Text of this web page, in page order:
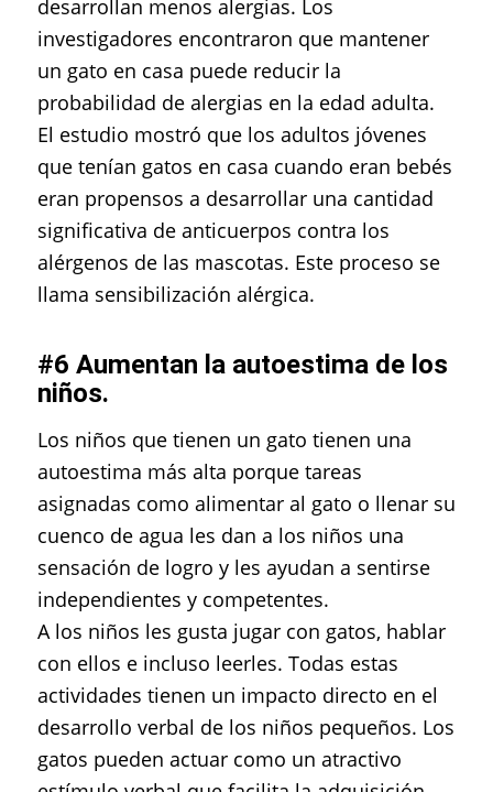
desarrollan menos alergias. Los
investigadores encontraron que mantener
un gato en casa puede reducir la
probabilidad de alergias en la edad adulta.
El estudio mostró que los adultos jóvenes
que tenían gatos en casa cuando eran bebés
eran propensos a desarrollar una cantidad
significativa de anticuerpos contra los
alérgenos de las mascotas. Este proceso se
llama sensibilización alérgica.
#6 Aumentan la autoestima de los
niños.
Los niños que tienen un gato tienen una
autoestima más alta porque tareas
asignadas como alimentar al gato o llenar su
cuenco de agua les dan a los niños una
sensación de logro y les ayudan a sentirse
independientes y competentes.
A los niños les gusta jugar con gatos, hablar
con ellos e incluso leerles. Todas estas
actividades tienen un impacto directo en el
desarrollo verbal de los niños pequeños. Los
gatos pueden actuar como un atractivo